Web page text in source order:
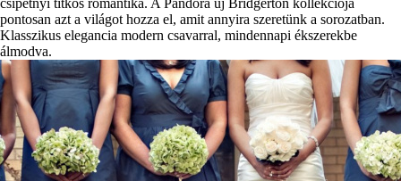
pontosan azt a világot hozza el, amit annyira szeretünk a sorozatban.
Klasszikus elegancia modern csavarral, mindennapi ékszerekbe
álmodva.